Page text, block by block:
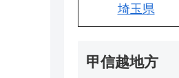
埼玉県
甲信越地方